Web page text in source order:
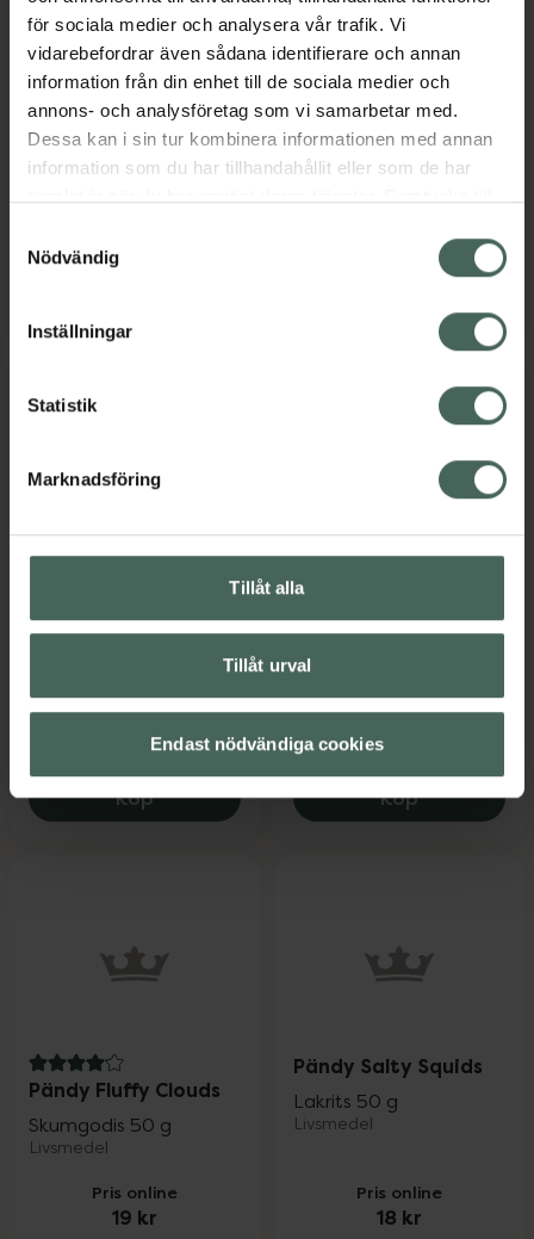
för sociala medier och analysera vår trafik. Vi
vidarebefordrar även sådana identifierare och annan
information från din enhet till de sociala medier och
annons- och analysföretag som vi samarbetar med.
Dessa kan i sin tur kombinera informationen med annan
information som du har tillhandahållit eller som de har
återkalla ditt samtycke via webbplatsens
cookieinställningar. Ett återkallat samtycke påverkar inte
lagligheten av behandling som skett innan återkallelsen.
Nödvändig
Inställningar
Statistik
Marknadsföring
Tillåt alla
Tillåt urval
Endast nödvändiga cookies
5 av 5 i omdöme
Pändy Lentil Chips
Sourcream & Onion
Linsringar 50 g
Livsmedel
16 kr
Pändy Candy
Watermelon
Godis 50 g
Livsmedel
Dill & Chive
Krispiga linsbågar 50 g
11,90 kr
KöpPändy Lentil Chips Dill & Chive, 11.9 kr.
Skumgodis 50 g
Livsmedel
19 kr
KöpPändy Sour
4.1 av 5 i omdöme
Pändy Fluffy Clouds
Skumgodis 50 g
Livsmedel
Pris online
19 kr
Pändy Salty Squids
Lakrits 50 g
Livsmedel
Pris online
18 kr